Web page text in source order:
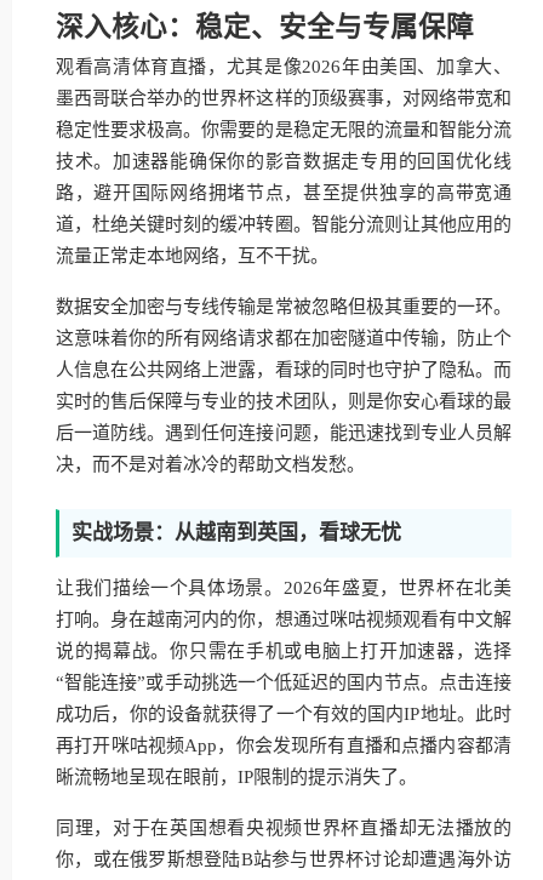
深入核心：稳定、安全与专属保障
观看高清体育直播，尤其是像2026年由美国、加拿大、
墨西哥联合举办的世界杯这样的顶级赛事，对网络带宽和
稳定性要求极高。你需要的是稳定无限的流量和智能分流
技术。加速器能确保你的影音数据走专用的回国优化线
路，避开国际网络拥堵节点，甚至提供独享的高带宽通
道，杜绝关键时刻的缓冲转圈。智能分流则让其他应用的
流量正常走本地网络，互不干扰。
数据安全加密与专线传输是常被忽略但极其重要的一环。
这意味着你的所有网络请求都在加密隧道中传输，防止个
人信息在公共网络上泄露，看球的同时也守护了隐私。而
实时的售后保障与专业的技术团队，则是你安心看球的最
后一道防线。遇到任何连接问题，能迅速找到专业人员解
决，而不是对着冰冷的帮助文档发愁。
实战场景：从越南到英国，看球无忧
让我们描绘一个具体场景。2026年盛夏，世界杯在北美
打响。身在越南河内的你，想通过咪咕视频观看有中文解
说的揭幕战。你只需在手机或电脑上打开加速器，选择
“智能连接”或手动挑选一个低延迟的国内节点。点击连接
成功后，你的设备就获得了一个有效的国内IP地址。此时
再打开咪咕视频App，你会发现所有直播和点播内容都清
晰流畅地呈现在眼前，IP限制的提示消失了。
同理，对于在英国想看央视频世界杯直播却无法播放的
你，或在俄罗斯想登陆B站参与世界杯讨论却遭遇海外访